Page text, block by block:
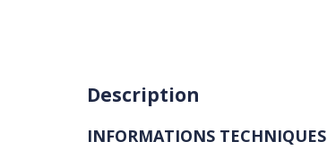
Description
INFORMATIONS TECHNIQUES